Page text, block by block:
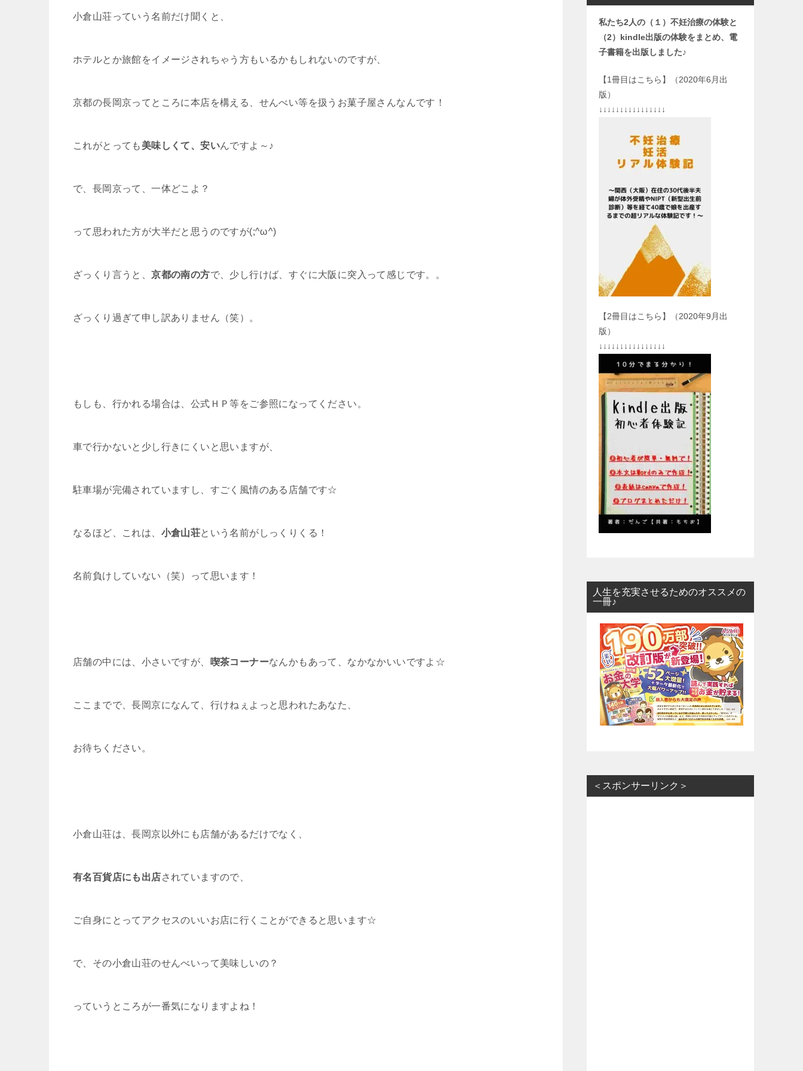
小倉山荘っていう名前だけ聞くと、
ホテルとか旅館をイメージされちゃう方もいるかもしれないのですが、
京都の長岡京ってところに本店を構える、せんべい等を扱うお菓子屋さんなんです！
これがとっても 美味しくて、安いんですよ～♪
で、長岡京って、一体どこよ？
って思われた方が大半だと思うのですが(;^ω^)
ざっくり言うと、京都の南の方で、少し行けば、すぐに大阪に突入って感じです。。
ざっくり過ぎて申し訳ありません（笑）。
もしも、行かれる場合は、公式ＨＰ等をご参照になってください。
車で行かないと少し行きにくいと思いますが、
駐車場が完備されていますし、すごく風情のある店舗です☆
なるほど、これは、 小倉山荘という名前がしっくりくる！
名前負けしていない（笑）って思います！
店舗の中には、小さいですが、 喫茶コーナーなんかもあって、なかなかいいですよ☆
ここまでで、長岡京になんて、行けねぇよっと思われたあなた、
お待ちください。
小倉山荘は、長岡京以外にも店舗があるだけでなく、
有名百貨店にも出店されていますので、
ご自身にとってアクセスのいいお店に行くことができると思います☆
で、その小倉山荘のせんべいって美味しいの？
っていうところが一番気になりますよね！
私たち2人の（１）不妊治療の体験と
（2）kindle出版の体験をまとめ、電
子書籍を出版しました♪
【1冊目はこちら】（2020年6月出
版）
↓↓↓↓↓↓↓↓↓↓↓↓↓↓↓↓
【2冊目はこちら】（2020年9月出
版）
↓↓↓↓↓↓↓↓↓↓↓↓↓↓↓↓
人生を充実させるためのオススメの
一冊♪
＜スポンサーリンク＞